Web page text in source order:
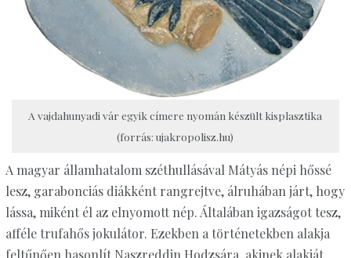
A vajdahunyadi vár egyik címere nyomán készült kisplasztika
(forrás: ujakropolisz.hu)
A magyar államhatalom széthullásával Mátyás népi hőssé
lesz, garabonciás diákként rangrejtve, álruhában járt, hogy
lássa, miként él az elnyomott nép. Általában igazságot tesz,
afféle trufahős jokulátor. Ezekben a történetekben alakja
feltűnően hasonlít Naszreddin Hodzsára, akinek alakját